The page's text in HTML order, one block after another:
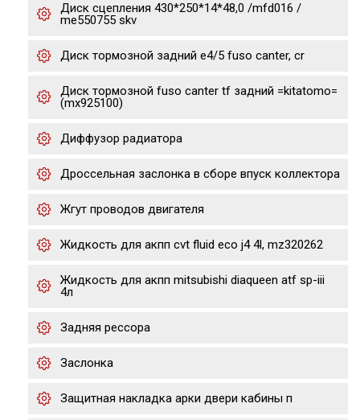
Диск сцепления 430*250*14*48,0 /mfd016 /
me550755 skv
Диск тормозной задний е4/5 fuso canter, cr
Диск тормозной fuso canter tf задний =kitatomo=
(mx925100)
Диффузор радиатора
Дроссельная заслонка в сборе впуск коллектора
Жгут проводов двигателя
Жидкость для акпп cvt fluid eco j4 4l, mz320262
Жидкость для акпп mitsubishi diaqueen atf sp-iii
4л
Задняя рессора
Заслонка
Защитная накладка арки двери кабины п